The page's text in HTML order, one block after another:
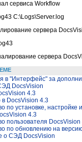
сервиса Workflow
C:\Logs\Server.log
сервера
сервера
в "Интерфейс" за
DocsVision
4.3
в DocsVision 4.3
по установке,
4.3
пользователя DocsVision
по обновлению на
о СЭД DocsVision